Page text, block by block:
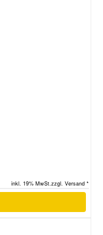
inkl. 19% MwSt.zzgl. Versand *